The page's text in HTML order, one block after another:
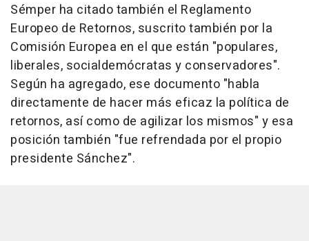
Sémper ha citado también el Reglamento
Europeo de Retornos, suscrito también por la
Comisión Europea en el que están "populares,
liberales, socialdemócratas y conservadores".
Según ha agregado, ese documento "habla
directamente de hacer más eficaz la política de
retornos, así como de agilizar los mismos" y esa
posición también "fue refrendada por el propio
presidente Sánchez".